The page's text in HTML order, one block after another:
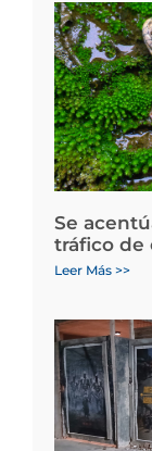
Se
tráfico de
Leer Más >>